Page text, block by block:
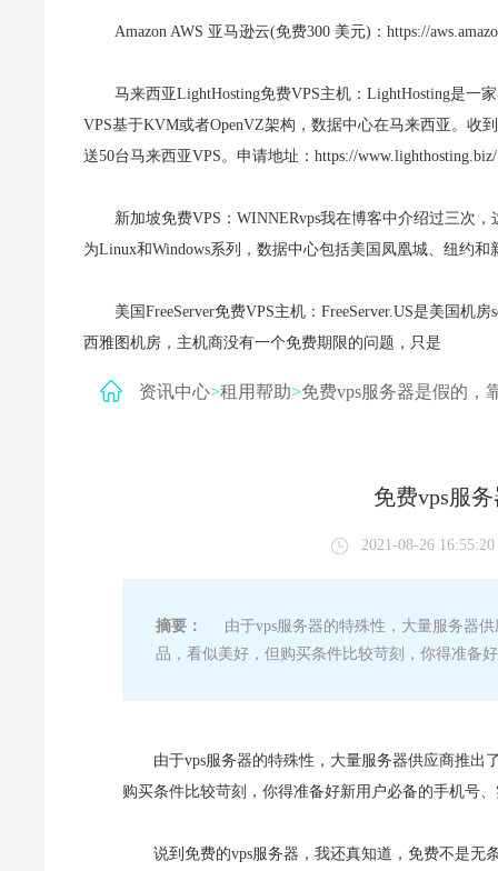
Amazon AWS 亚马逊云(免费300 美元)：https://
马来西亚LightHosting免费VPS主机：LightHosting是一
VPS基于KVM或者OpenVZ架构，数据中心在马来西亚。收
送50台马来西亚VPS。申请地址：https://www.lighthosting.biz/
新加坡免费VPS：WINNERvps我在博客中介绍过三次
为Linux和Windows系列，数据中心包括美国凤凰城、纽约和
美国FreeServer免费VPS主机：FreeServer.US是美国机
西雅图机房，主机商没有一个免费期限的问题，只是
资讯中心>租用帮助>免费vps服务器是假的，
免费vps服
2021-08-26 16:55:20
摘要：
由于vps服务器的特殊性，大量服务器供
品，看似美好，但购买条件比较苛刻，你得准备
由于vps服务器的特殊性，大量服务器供应商推出
购买条件比较苛刻，你得准备好新用户必备的手机号
说到免费的vps服务器，我还真知道，免费不是